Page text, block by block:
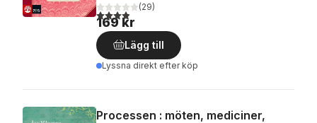
3,9utav 5 stjärnor. Totalt antal röster:
(29)
169 kr
Lägg till
Lyssna direkt efter köp
Processen : möten, mediciner,